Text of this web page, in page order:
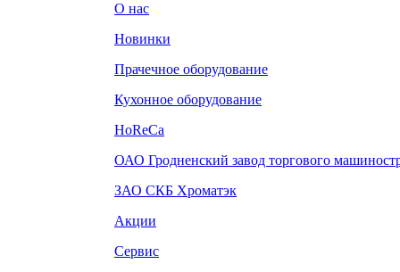
О нас
Новинки
Прачечное оборудование
Кухонное оборудование
HoReCa
ОАО Гродненский завод торгового
ЗАО СКБ Хроматэк
Акции
Сервис